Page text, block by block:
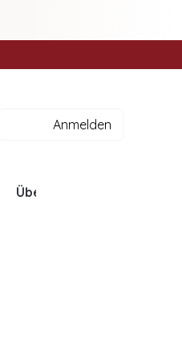
Anmelden
Über uns